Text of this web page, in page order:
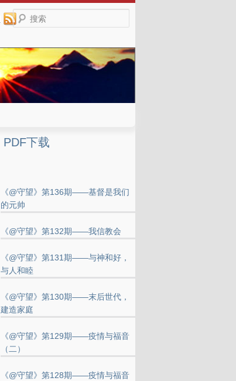
搜索
PDF下载
《@守望》第136期——基督是我们
的元帅
《@守望》第132期——我信教会
《@守望》第131期——与神和好，
与人和睦
《@守望》第130期——末后世代，
建造家庭
《@守望》第129期——疫情与福音
（二）
《@守望》第128期——疫情与福音